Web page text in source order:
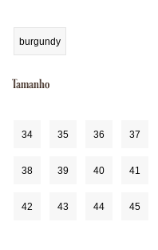
burgundy
Tamanho
34 35 36 37
38 39 40 41
42 43 44 45